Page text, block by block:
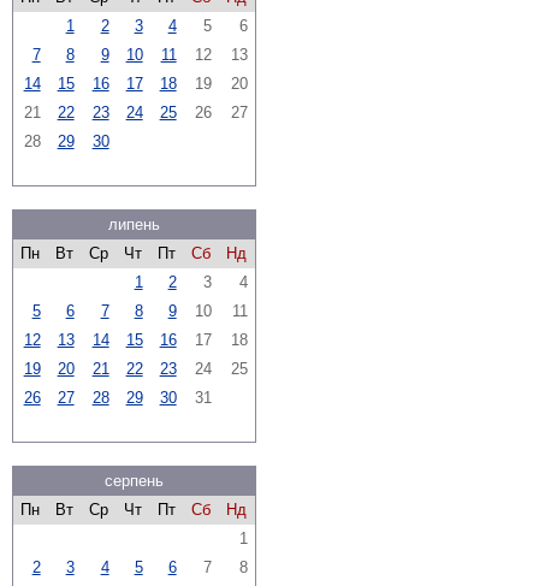
1
2 3 4 5
6
7
8 9 10 11 12
13
14
15 16 17 18 19
20
21
22 23 24 25 26
27
28
29 30
липень
Пн
Вт Ср Чт Пт Сб
Нд
1
2 3
4
5
6 7 8 9 10
11
12
13 14 15 16 17
18
19
20 21 22 23 24
25
26
27 28 29 30 31
серпень
Пн
Вт Ср Чт Пт Сб
Нд
1
2
3 4 5 6 7
8